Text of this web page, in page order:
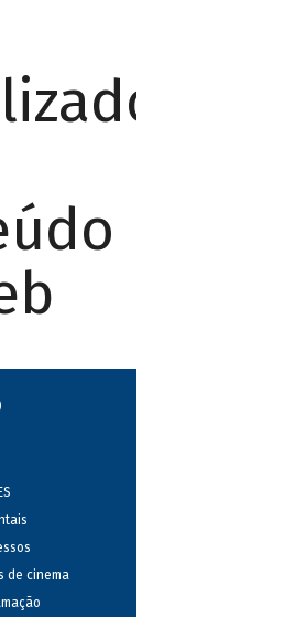
de cinema